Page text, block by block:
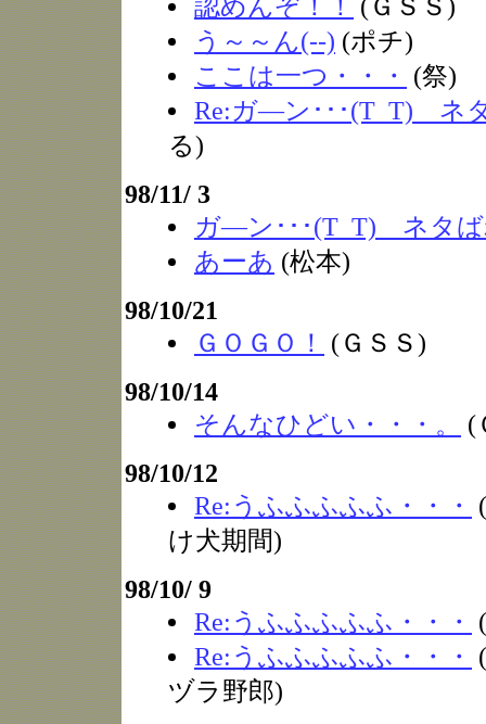
認めんぞ！！
(ＧＳＳ)
う～～ん(--) (ポチ)
ここは一つ・・・
(祭)
Re:ガ―ン･･･(T_T) ネ
る)
98/11/ 3
ガ―ン･･･(T_T) ネタ
あーあ (松本)
98/10/21
ＧＯＧＯ！
(ＧＳＳ)
98/10/14
そんなひどい・・・。
(
98/10/12
Re:うふふふふふ・・・
け犬期間)
98/10/ 9
Re:うふふふふふ・・・
Re:うふふふふふ・・・
ヅラ野郎)